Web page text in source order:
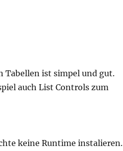
Tabellen ist simpel und gut.
auch List Controls zum
keine Runtime instalieren.